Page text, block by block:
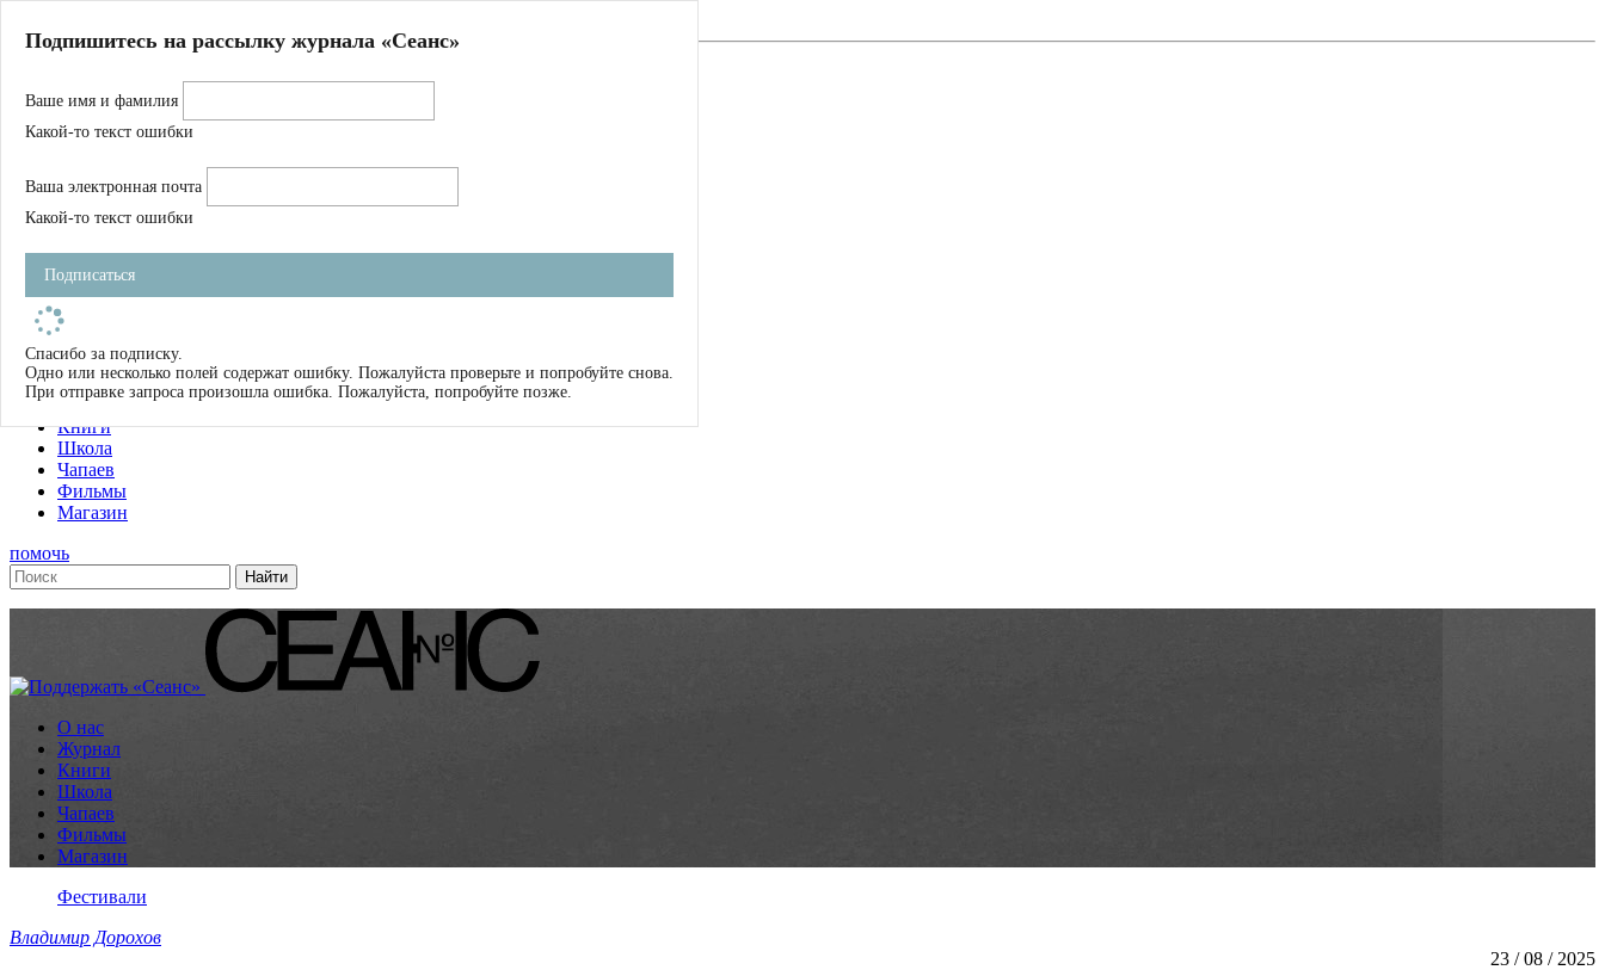
Магазин
Журнал
Школа
Устав
Фильмы
Имена
Тэги
О нас
Журнал
Книги
Школа
Чапаев
Фильмы
Магазин
помочь
О нас
Журнал
Книги
Школа
Чапаев
Фильмы
Магазин
Фестивали
Владимир Дорохов
23 / 08 / 2025
Подпишитесь на рассылку журнала «Сеанс»
Ваше имя и фамилия
Какой-то текст ошибки
Ваша электронная почта
Какой-то текст ошибки
Подписаться
Спасибо за подписку.
Одно или несколько полей содержат ошибку. Пожалуйста проверьте и попробуйте снова.
При отправке запроса произошла ошибка. Пожалуйста, попробуйте позже.